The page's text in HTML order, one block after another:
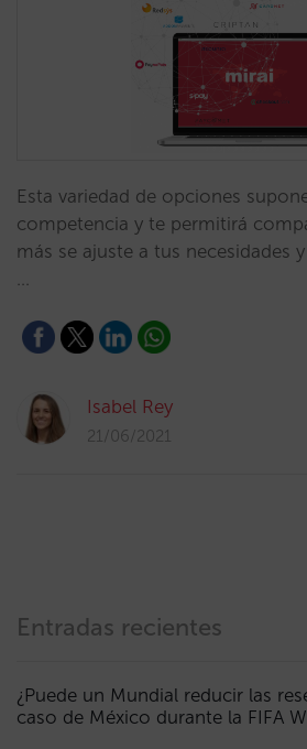
Esta variedad de opciones
competencia y te permitirá
más se ajuste a tus necesidades
…
Isabel Rey
21/06/2021
Entradas recientes
¿Puede un Mundial reducir las
caso de México durante la FIFA